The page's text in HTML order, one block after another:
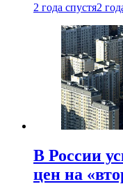
2 года спустя2
В России
цен на